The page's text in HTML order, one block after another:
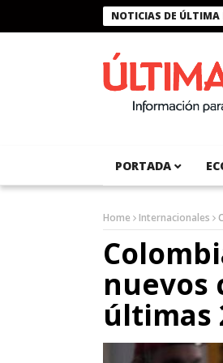
NOTICIAS DE ÚLTIMA
Presidente Bukele condecora a
PORTADA
Home Internacionales
nuevos
últimas